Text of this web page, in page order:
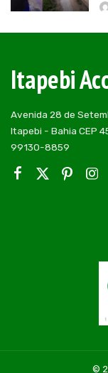
Itapebi
Avenida 28 de
Itapebi - Bahia CEP
99130-8859
©